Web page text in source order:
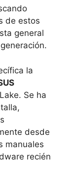
de estos
general
la
Se ha
desde
manuales
recién